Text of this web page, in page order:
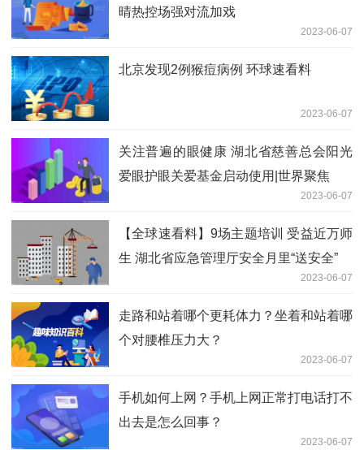
晴热控场强对流加戏
2023-06-07
北京发现2例猴痘病例 环球速看料
2023-06-07
关注普遍的眼健康 湖北省慈善总会阳光
爱眼护眼关爱基金启动使用|世界聚焦
2023-06-07
【全球速看料】9场主题培训 受益近万师
生 湖北省应急管理厅安全月里“送安全”
2023-06-07
走路和站着哪个更耗体力？坐着和站着哪
个对腰椎压力大？
2023-06-07
手机如何上网？手机上网正常打电话打不
出去是怎么回事？
2023-06-07